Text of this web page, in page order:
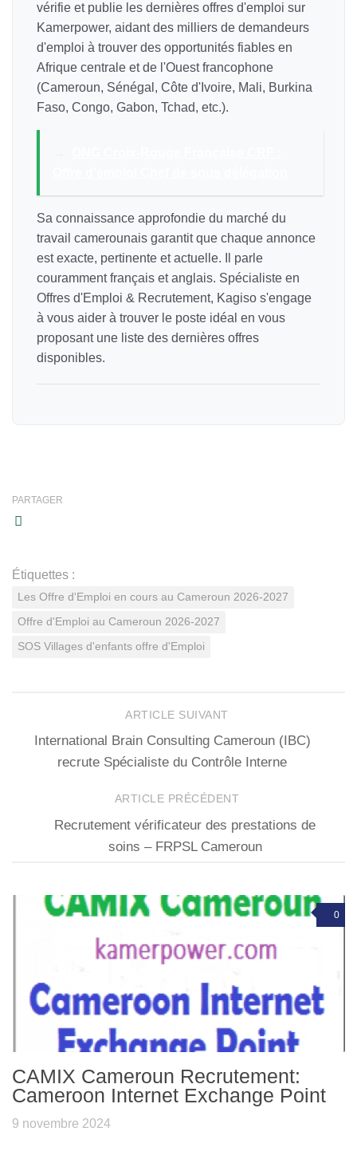
vérifie et publie les dernières offres d'emploi sur
Kamerpower, aidant des milliers de demandeurs
d'emploi à trouver des opportunités fiables en
Afrique centrale et de l'Ouest francophone
(Cameroun, Sénégal, Côte d'Ivoire, Mali, Burkina
Faso, Congo, Gabon, Tchad, etc.).
Sa connaissance approfondie du marché du
travail camerounais garantit que chaque annonce
est exacte, pertinente et actuelle. Il parle
couramment français et anglais. Spécialiste en
Offres d'Emploi & Recrutement, Kagiso s'engage
à vous aider à trouver le poste idéal en vous
proposant une liste des dernières offres
disponibles.
PARTAGER
Étiquettes :
Les Offre d'Emploi en cours au Cameroun 2026-2027
Offre d'Emploi au Cameroun 2026-2027
SOS Villages d'enfants offre d'Emploi
ARTICLE SUIVANT
International Brain Consulting Cameroun (IBC)
recrute Spécialiste du Contrôle Interne
ARTICLE PRÉCÉDENT
Recrutement vérificateur des prestations de
soins – FRPSL Cameroun
0
CAMIX Cameroun Recrutement:
Cameroon Internet Exchange Point
9 novembre 2024